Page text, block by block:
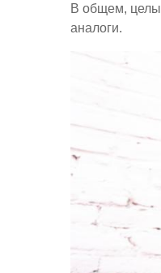
В общем,
аналоги.